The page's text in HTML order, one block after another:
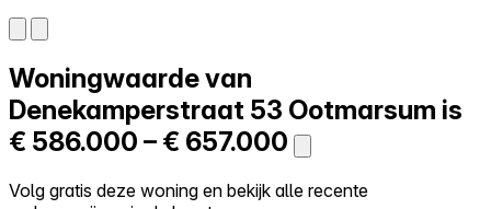
Zelf kopen
Alles-in-één
Reviews
Prijzen
Log in
Probeer Walter gratis
Woningwaarde van
Denekamperstraat 53 Ootmarsum is
€ 586.000 – € 657.000
Volg gratis deze woning en bekijk alle recente